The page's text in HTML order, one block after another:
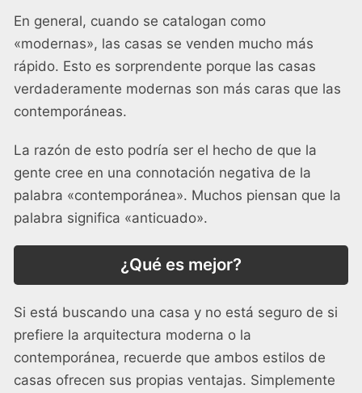
En general, cuando se catalogan como
«modernas», las casas se venden mucho más
rápido. Esto es sorprendente porque las casas
verdaderamente modernas son más caras que las
contemporáneas.
La razón de esto podría ser el hecho de que la
gente cree en una connotación negativa de la
palabra «contemporánea». Muchos piensan que la
palabra significa «anticuado».
¿Qué es mejor?
Si está buscando una casa y no está seguro de si
prefiere la arquitectura moderna o la
contemporánea, recuerde que ambos estilos de
casas ofrecen sus propias ventajas. Simplemente